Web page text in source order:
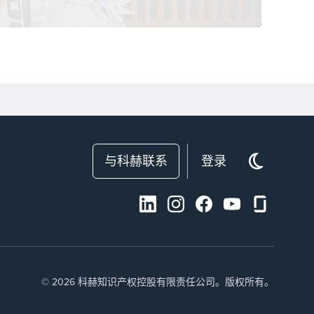
与科赫联系 登录
© 2026 科赫知识产权控股有限责任公司。版权所有。